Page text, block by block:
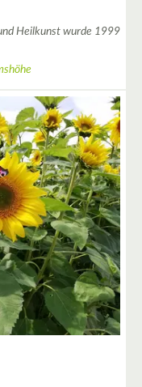
Heilkunst wurde 1999